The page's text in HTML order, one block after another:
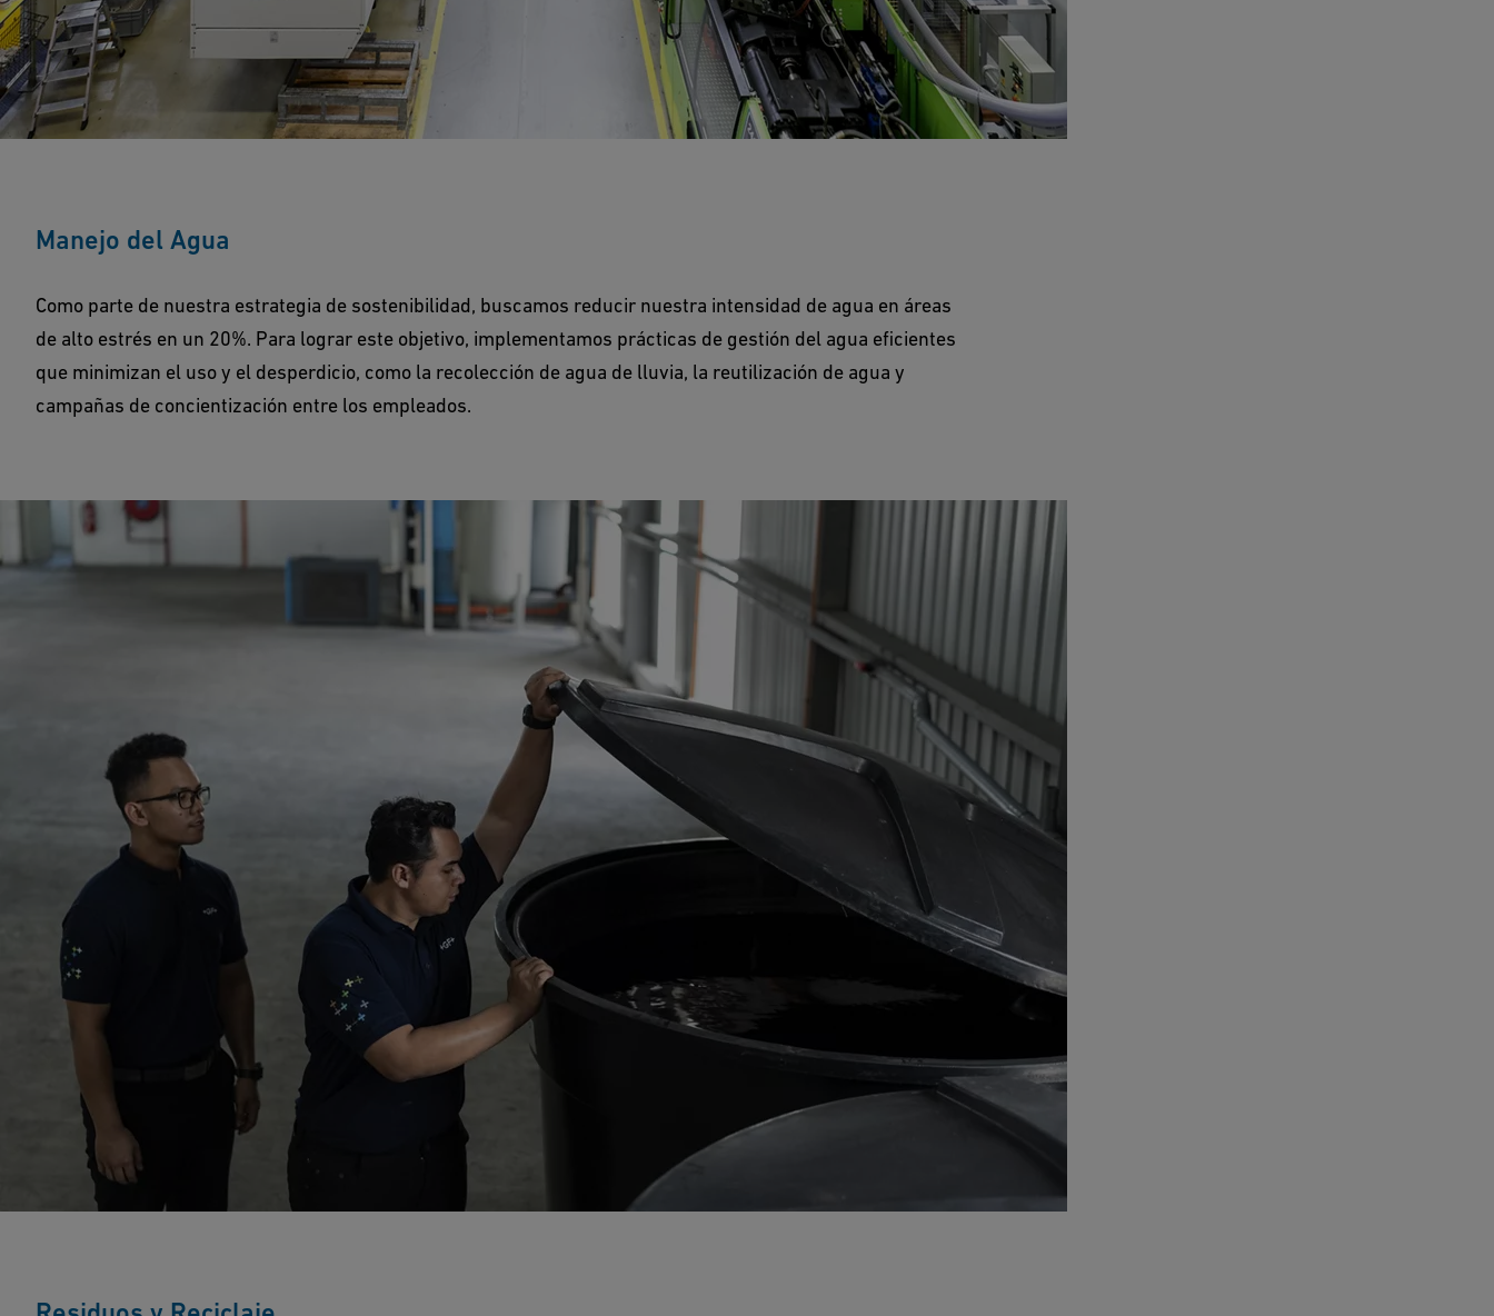
Manejo del Agua
Como parte de nuestra estrategia de sostenibilidad, buscamos reducir nuestra intensidad de agua en áreas
de alto estrés en un 20%. Para lograr este objetivo, implementamos prácticas de gestión del agua eficientes
que minimizan el uso y el desperdicio, como la recolección de agua de lluvia, la reutilización de agua y
campañas de concientización entre los empleados.